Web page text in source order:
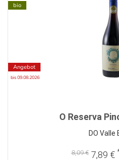
bio
Angebot
bis 09.08.2026
O Reserva
DO Valle
8,09 €7,89 €